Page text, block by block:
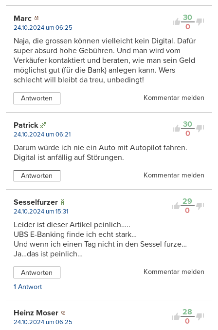
30
0
Marc
24.10.2024 um 06:25
Naja, die grossen können vielleicht kein Digital. Dafür
super absurd hohe Gebühren. Und man wird vom
Verkäufer kontaktiert und beraten, wie man sein Geld
möglichst gut (für die Bank) anlegen kann. Wers
schlecht will bleibt da treu, unbedingt!
Antworten Kommentar melden
30
0
Patrick
24.10.2024 um 06:21
Darum würde ich nie ein Auto mit Autopilot fahren.
Digital ist anfällig auf Störungen.
Antworten Kommentar melden
29
0
Sesselfurzer
24.10.2024 um 15:31
Leider ist dieser Artikel peinlich…..
UBS E-Banking finde ich echt stark…
Und wenn ich einen Tag nicht in den Sessel furze…
Ja…das ist peinlich…
Antworten
Kommentar melden
1 Antwort
28
0
Heinz Moser
24.10.2024 um 06:25